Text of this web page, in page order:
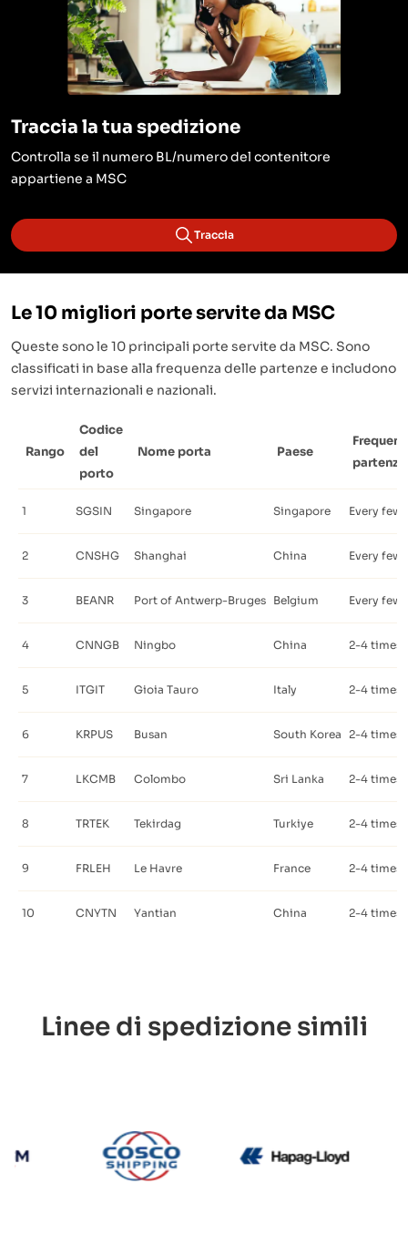
Traccia la tua spedizione
Controlla se il numero BL/numero del contenitore
appartiene a MSC
Traccia
Le 10 migliori porte servite da MSC
Queste sono le 10 principali porte servite da MSC. Sono
classificati in base alla frequenza delle partenze e includono
servizi internazionali e nazionali.
Rango
Codice
del
porto
Nome porta Paese
partenza
1 SGSIN Singapore Singapore Every few
2 CNSHG Shanghai China Every few
3 BEANR Port of Antwerp-Bruges Belgium Every few
4 CNNGB Ningbo China 2-4 times
5 ITGIT Gioia Tauro Italy 2-4 times
6 KRPUS Busan South Korea 2-4 times
7 LKCMB Colombo Sri Lanka 2-4 times
8 TRTEK Tekirdag Turkiye 2-4 times
9 FRLEH Le Havre France 2-4 times
10 CNYTN Yantian China 2-4 times
Linee di spedizione simili